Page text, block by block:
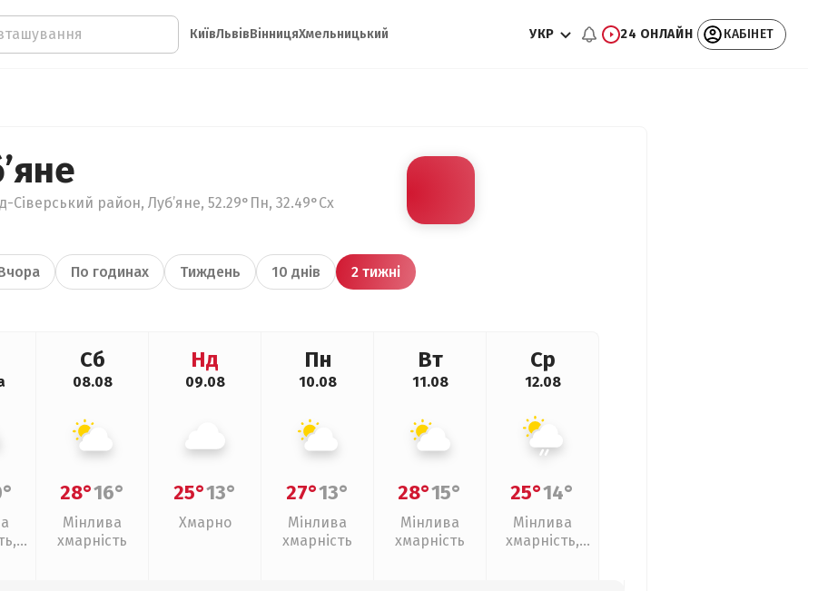
КиївЛьвівВінницяХмельницький УКР 24 ОНЛАЙН КАБІНЕТ
Сіверський район, Луб’яне, 52.29°Пн, 32.49°Сх
По годинах Тиждень 10 днів 2 тижні
Сб
08.08
28°16°
Мінлива
хмарність
Нд
09.08
25°13°
Хмарно
Пн
10.08
27°13°
Мінлива
хмарність
Вт
11.08
28°15°
Мінлива
хмарність
Ср
12.08
25°14°
Мінлива
хмарність,